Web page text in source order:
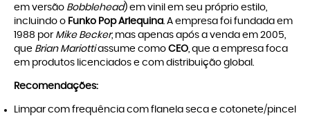
em versão Bobblehead) em vinil em seu próprio estilo,
incluindo o Funko Pop Arlequina. A empresa foi fundada em
1988 por Mike Becker, mas apenas após a venda em 2005,
que Brian Mariottiassume como CEO, que a empresa foca
em produtos licenciados e com distribuição global.
Recomendações:
Limpar com frequência com flanela seca e cotonete/pincel